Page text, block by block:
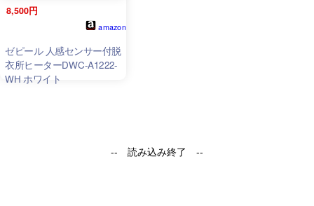
8,500円
amazon
ゼピール 人感センサー付脱
衣所ヒーターDWC-A1222-
WH ホワイト
-- 読み込み終了 --